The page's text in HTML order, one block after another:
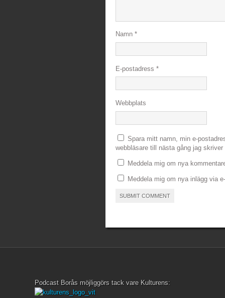
Namn *
E-postadress *
Webbplats
Spara mitt namn, min e-
webbläsare till nästa gång jag skriver
Meddela mig om nya
Meddela mig om nya inlägg via
Podcast Borås möjliggörs tack vare Kulturens: